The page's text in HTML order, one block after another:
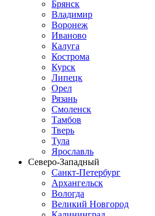
Брянск
Владимир
Воронеж
Иваново
Калуга
Кострома
Курск
Липецк
Орел
Рязань
Смоленск
Тамбов
Тверь
Тула
Ярославль
Северо-Западный
Санкт-Петербург
Архангельск
Вологда
Великий Новгород